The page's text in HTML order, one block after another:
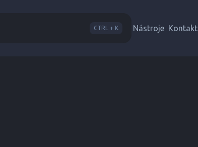
CTRL + K Nástroje Kontakt